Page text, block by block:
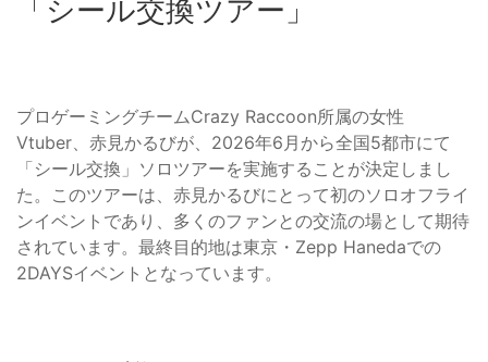
「シール交換ツアー」
プロゲーミングチームCrazy Raccoon所属の女性
Vtuber、赤見かるびが、2026年6月から全国5都市にて
「シール交換」ソロツアーを実施することが決定しまし
た。このツアーは、赤見かるびにとって初のソロオフライ
ンイベントであり、多くのファンとの交流の場として期待
されています。最終目的地は東京・Zepp Hanedaでの
2DAYSイベントとなっています。